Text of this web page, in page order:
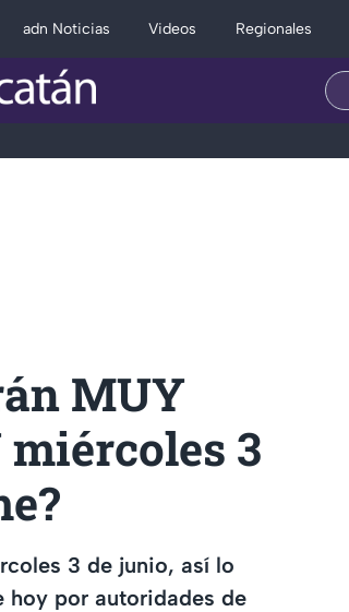
adn Noticias Videos Regionales
MUY
miércoles 3
3 de junio, así lo
por autoridades de